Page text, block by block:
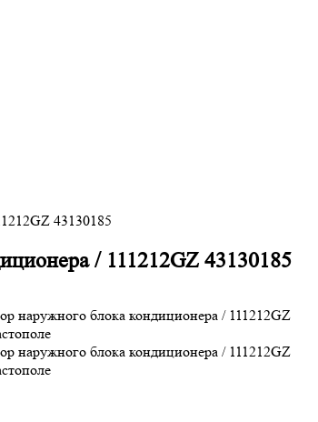
43130185
/ 111212GZ 43130185